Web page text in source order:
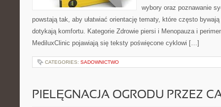
wybory oraz poznawanie
powstają tak, aby ułatwiać orientację tematy, które często
dotykają komfortu. Kategorie Zdrowie piersi i Menopauza i
MediluxClinic pojawiają się teksty poświęcone cyklowi […]
CATEGORIES: SADOWNICTWO
PIELĘGNACJA OGRODU PRZEZ